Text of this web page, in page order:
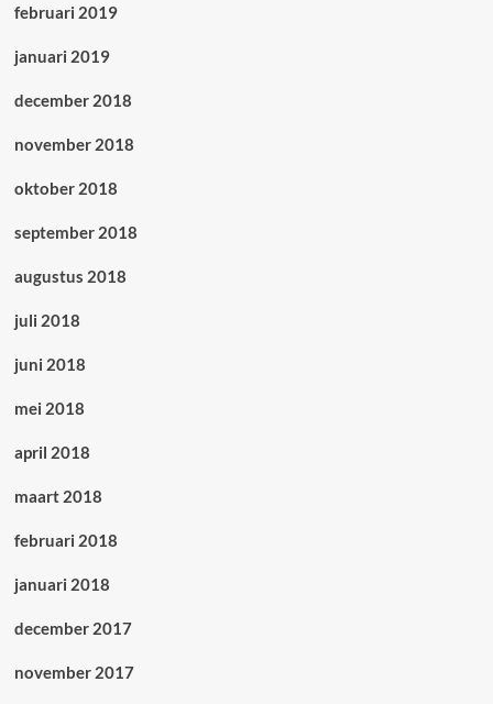
februari 2019
januari 2019
december 2018
november 2018
oktober 2018
september 2018
augustus 2018
juli 2018
juni 2018
mei 2018
april 2018
maart 2018
februari 2018
januari 2018
december 2017
november 2017